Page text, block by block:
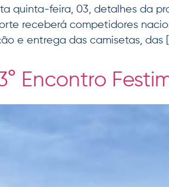
quinta-feira, 03, detalhes da
receberá competidores
e entrega das camisetas, das
Encontro